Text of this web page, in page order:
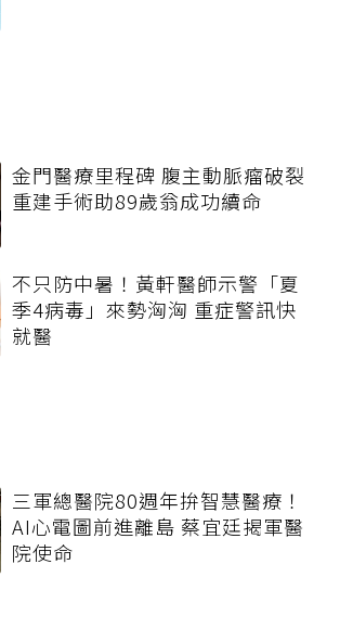
金門醫療里程碑 腹主動脈瘤破裂
重建手術助89歲翁成功續命
不只防中暑！黃軒醫師示警「夏
季4病毒」來勢洶洶 重症警訊快
就醫
三軍總醫院80週年拚智慧醫療！
AI心電圖前進離島 蔡宜廷揭軍醫
院使命